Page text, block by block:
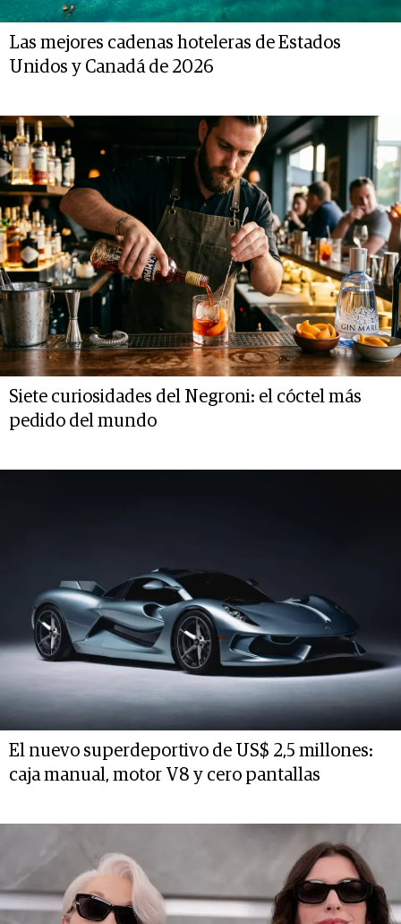
Las mejores cadenas hoteleras de Estados
Unidos y Canadá de 2026
Siete curiosidades del Negroni: el cóctel más
pedido del mundo
El nuevo superdeportivo de US$ 2,5 millones:
caja manual, motor V8 y cero pantallas